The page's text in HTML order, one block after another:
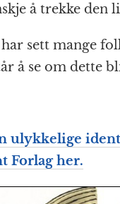
å trekke den
sett mange
å se om dette
ulykkelige
Forlag her.